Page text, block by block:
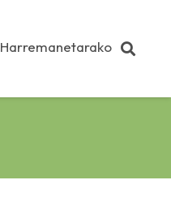
Harremanetarako